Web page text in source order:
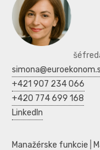
+421 907 234 066
+420 774 699 168
LinkedIn
Manažérske funkcie